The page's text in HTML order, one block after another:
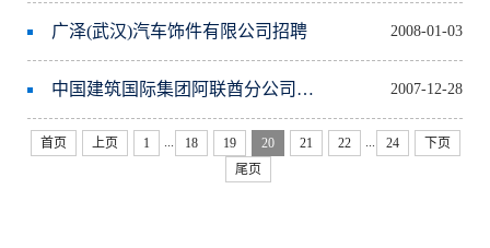
广泽(武汉)汽车饰件有限公司招聘 2008-01-03
中国建筑国际集团阿联酋分公司招聘行政人员 2007-12-28
首页 上页 1 ... 18 19 20 21 22 ... 24
下页
尾页